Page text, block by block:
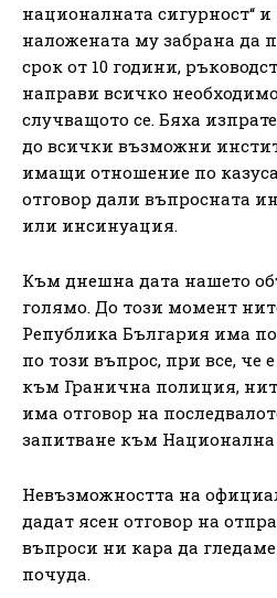
националната сигурност“
наложената му забрана да
срок от 10 години,
направи всичко
случващото се. Бяха
до всички възможни
имащи отношение по
отговор дали въпросната
или инсинуация.
Към днешна дата нашето
голямо. До този момент
Република България има
по този въпрос, при все, че
към Гранична полиция,
има отговор на
запитване към
Невъзможността на
дадат ясен отговор на
въпроси ни кара да
почуда.